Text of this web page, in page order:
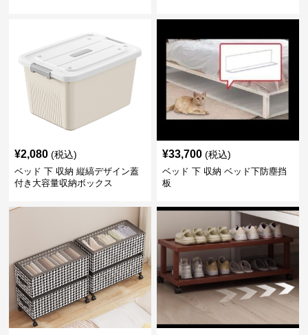
¥2,080 (税込)
ベッド 下 収納 縦縞デザイン蓋
付き大容量収納ボックス
¥33,700 (税込)
ベッド 下 収納 ベッド下防塵挡
板